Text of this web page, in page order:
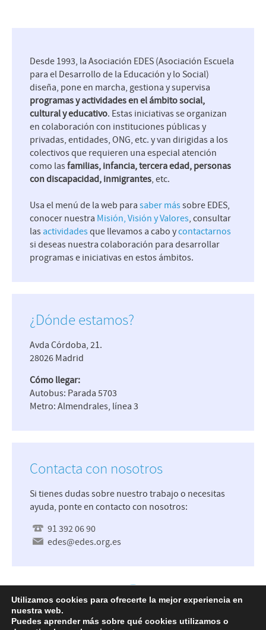
Desde 1993, la Asociación EDES (Asociación Escuela
para el Desarrollo de la Educación y lo Social)
diseña, pone en marcha, gestiona y supervisa
programas y actividades en el ámbito social,
cultural y educativo. Estas iniciativas se organizan
en colaboración con instituciones públicas y
privadas, entidades, ONG, etc. y van dirigidas a los
colectivos que requieren una especial atención
como lasfamilias, infancia, tercera edad, personas
con discapacidad, inmigrantes, etc.
Usa el menú de la web para saber mássobre EDES,
conocer nuestra Misión, Visión y Valores, consultar
las actividadesque llevamos a cabo ycontactarnos
si deseas nuestra colaboración para desarrollar
programas e iniciativas en estos ámbitos.
¿Dónde estamos?
Avda Córdoba, 21.
28026 Madrid
Cómo llegar:
Autobus: Parada 5703
Metro: Almendrales, línea 3
Contacta con nosotros
Si tienes dudas sobre nuestro trabajo o necesitas
ayuda, ponte en contacto con nosotros:
91 392 06 90
edes@edes.org.es
Mapa Web Accesibilidad
Política de
Utilizamos cookies para ofrecerte la mejor experiencia en
nuestra web.
Puedes aprender más sobre qué cookies utilizamos o